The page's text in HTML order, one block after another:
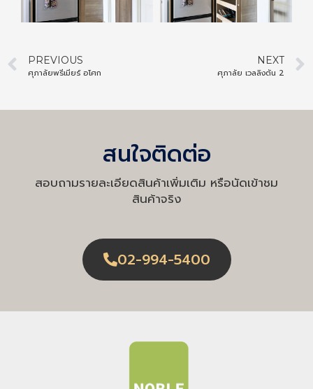
PREVIOUS
ศุภาลัยพรีเมียร์ อโศก
NEXT
ศุภาลัย เวลลิงตัน 2
สนใจติดต่อ
สอบถามรายละเอียดสินค้าเพิ่มเติม หรือนัดเข้าชม
สินค้าจริง
02-994-5400